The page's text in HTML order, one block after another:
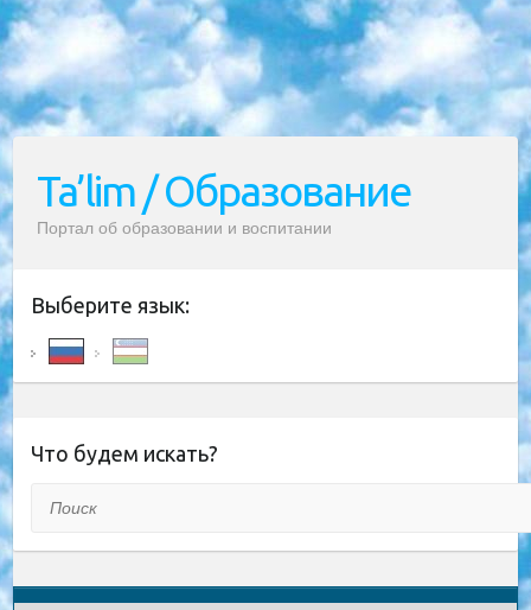
Ta’lim / Образование
Портал об образовании и воспитании
Выберите язык:
Что будем искать?